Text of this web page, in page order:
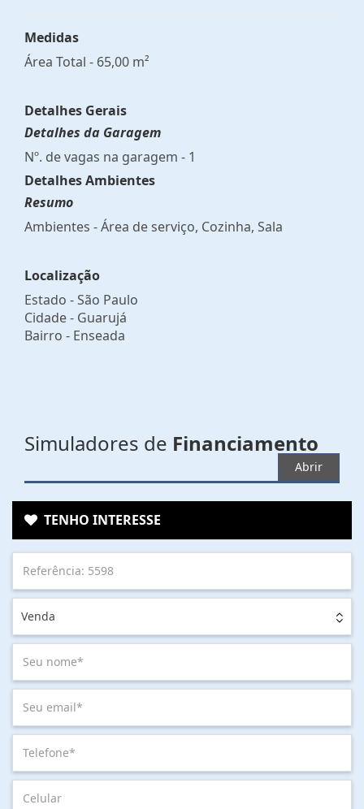
Medidas
Área Total - 65,00 m²
Detalhes Gerais
Detalhes da Garagem
Nº. de vagas na garagem - 1
Detalhes Ambientes
Resumo
Ambientes - Área de serviço, Cozinha, Sala
Localização
Estado -São Paulo
Cidade - Guarujá
Bairro - Enseada
Simuladores de Financiamento
Abrir
TENHO INTERESSE
Venda